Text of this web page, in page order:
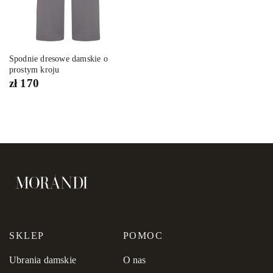
Spodnie dresowe damskie o
prostym kroju
zł170
SKLEP
Ubrania damskie
POMOC
O nas